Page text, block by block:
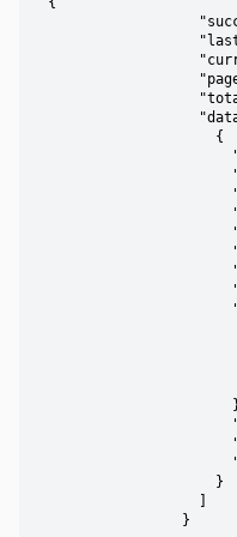
                    {
                    }
                }